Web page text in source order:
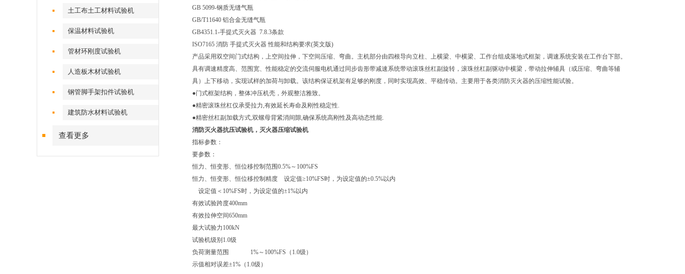
土工布土工材料试验机
保温材料试验机
管材环刚度试验机
人造板木材试验机
钢管脚手架扣件试验机
建筑防水材料试验机
查看更多
GB 5099-钢质无缝气瓶
GB/T11640 铝合金无缝气瓶
GB4351.1-手提式灭火器 7.8.3条款
ISO7165 消防 手提式灭火器 性能和结构要求(英文版)
产品采用双空间门式结构，上空间拉伸，下空间压缩、弯曲。主机部分由四根导向立柱、上横梁、中横梁、工作台组成落地式框架，调速系统安装在工作台下部。
具有调速精度高、范围宽、性能稳定的交流伺服电机通过同步齿形带减速系统带动滚珠丝杠副旋转，滚珠丝杠副驱动中横梁，带动拉伸辅具（或压缩、弯曲等辅
具）上下移动，实现试样的加荷与卸载。该结构保证机架有足够的刚度，同时实现高效、平稳传动。主要用于各类消防灭火器的压缩性能试验。
●门式框架结构，整体冲压机壳，外观整洁雅致。
●精密滚珠丝杠仅承受拉力,有效延长寿命及刚性稳定性.
●精密丝杠副加载方式,双螺母背紧消间隙,确保系统高刚性及高动态性能.
消防灭火器抗压试验机，灭火器压缩试验机
指标参数：
要参数：
恒力、恒变形、恒位移控制范围0.5%～100%FS
恒力、恒变形、恒位移控制精度 设定值≥10%FS时，为设定值的±0.5%以内
设定值＜10%FS时，为设定值的±1%以内
有效试验跨度400mm
有效拉伸空间650mm
最大试验力100kN
试验机级别 1.0级
负荷测量范围
1%～100%FS（1.0级）
示值相对误差±1%（1.0级）